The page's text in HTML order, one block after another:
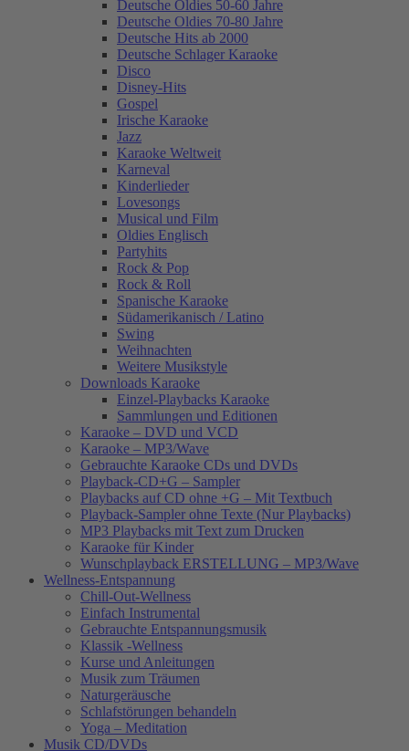
Deutsche Oldies 50-60 Jahre
Deutsche Oldies 70-80 Jahre
Deutsche Hits ab 2000
Deutsche Schlager Karaoke
Disco
Disney-Hits
Gospel
Irische Karaoke
Jazz
Karaoke Weltweit
Karneval
Kinderlieder
Lovesongs
Musical und Film
Oldies Englisch
Partyhits
Rock & Pop
Rock & Roll
Spanische Karaoke
Südamerikanisch / Latino
Swing
Weihnachten
Weitere Musikstyle
Downloads Karaoke
Einzel-Playbacks Karaoke
Sammlungen und Editionen
Karaoke – DVD und VCD
Karaoke – MP3/Wave
Gebrauchte Karaoke CDs und DVDs
Playback-CD+G – Sampler
Playbacks auf CD ohne +G – Mit Textbuch
Playback-Sampler ohne Texte (Nur Playbacks)
MP3 Playbacks mit Text zum Drucken
Karaoke für Kinder
Wunschplayback ERSTELLUNG – MP3/Wave
Wellness-Entspannung
Chill-Out-Wellness
Einfach Instrumental
Gebrauchte Entspannungsmusik
Klassik -Wellness
Kurse und Anleitungen
Musik zum Träumen
Naturgeräusche
Schlafstörungen behandeln
Yoga – Meditation
Musik CD/DVDs